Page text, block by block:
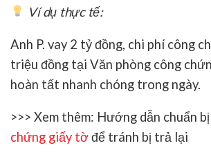
Ví dụ thực tế:
Anh P. vay 2 tỷ đồng, chi phí công
triệu đồng tại Văn phòng công
hoàn tất nhanh chóng trong ngày.
>>> Xem thêm: Hướng dẫn chuẩn
chứng giấy tờđể tránh bị trả lại